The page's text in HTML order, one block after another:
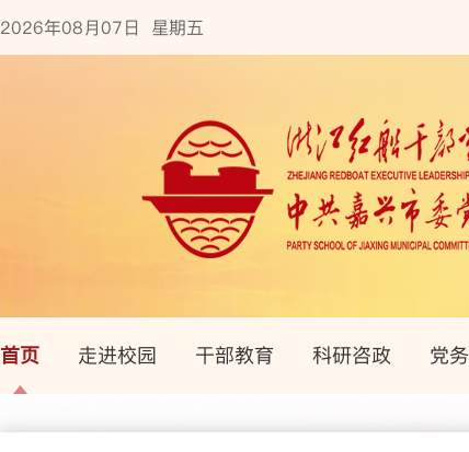
2026年08月07日 星期五
首页 走进校园 干部教育 科研咨政 党